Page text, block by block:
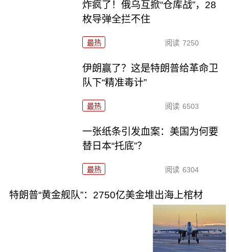
炸疯了！俄乌互掀“仓库战”，28
枚导弹全拦不住
最热 阅读 7250
伊朗赢了？这是特朗普给革命卫
队下“精准毒计”
最热 阅读 6503
一张纸条引发血案：美国为何要
替日本“托底”？
最热 阅读 6304
特朗普“黄金舰队”：2750亿美金堆出海上棺材